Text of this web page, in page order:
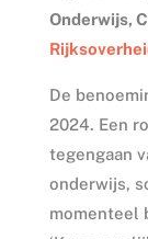
Onderwijs,
De
2024. Een
tegengaan
onderwijs,
momenteel